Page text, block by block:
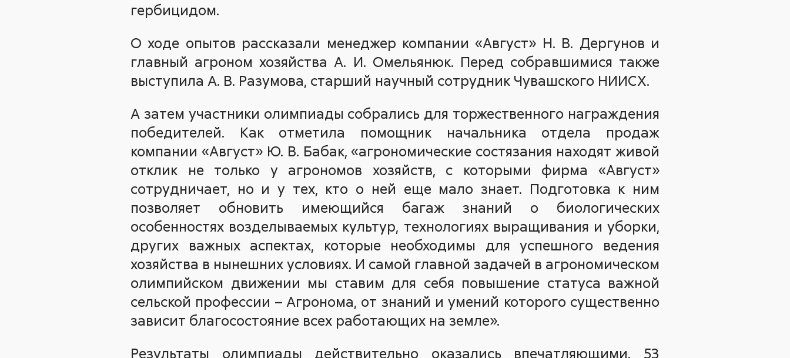
гербицидом.
О ходе опытов рассказали менеджер компании «Август» Н. В. Дергунов и
главный агроном хозяйства А. И. Омельянюк. Перед собравшимися также
выступила А. В. Разумова, старший научный сотрудник Чувашского НИИСХ.
А затем участники олимпиады собрались для торжественного награждения
победителей. Как отметила помощник начальника отдела продаж
компании «Август» Ю. В. Бабак, «агрономические состязания находят живой
отклик не только у агрономов хозяйств, с которыми фирма «Август»
сотрудничает, но и у тех, кто о ней еще мало знает. Подготовка к ним
позволяет обновить имеющийся багаж знаний о биологических
особенностях возделываемых культур, технологиях выращивания и уборки,
других важных аспектах, которые необходимы для успешного ведения
хозяйства в нынешних условиях. И самой главной задачей в агрономическом
олимпийском движении мы ставим для себя повышение статуса важной
сельской профессии – Агронома, от знаний и умений которого существенно
зависит благосостояние всех работающих на земле».
Результаты олимпиады действительно оказались впечатляющими. 53